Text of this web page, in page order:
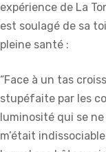
expérience de La
est soulagé de sa
pleine santé :
“Face à un tas
stupéfaite par les
luminosité qui se
m’était